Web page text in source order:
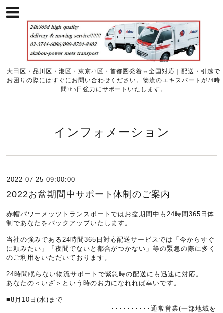
大田区・品川区・港区・東京23区・首都圏発着⇔全国対応｜配送・引越で
お困りの際にはすぐにお問い合わせください。物流のエキスパートが24時
間365日強力にサポートいたします。
インフォメーション
2022-07-25 09:00:00
2022お盆期間中サポート体制のご案内
赤帽パワーメッツトランスポートではお盆期間中も24時間365日体
制であなたをバックアップいたします。
当社の強みである24時間365日対応配送サービスでは「今からすぐ
に頼みたい」「夜間でないと都合がつかない」等の緊急の際に多く
のご利用をいただいております。
24時間眠らない物流サポートで緊急時の配送にも迅速に対応。
あなたの＜いざ＞という時のお力になれれば幸いです。
■8月10日(水)まで
･･････････通常営業(一部地域を